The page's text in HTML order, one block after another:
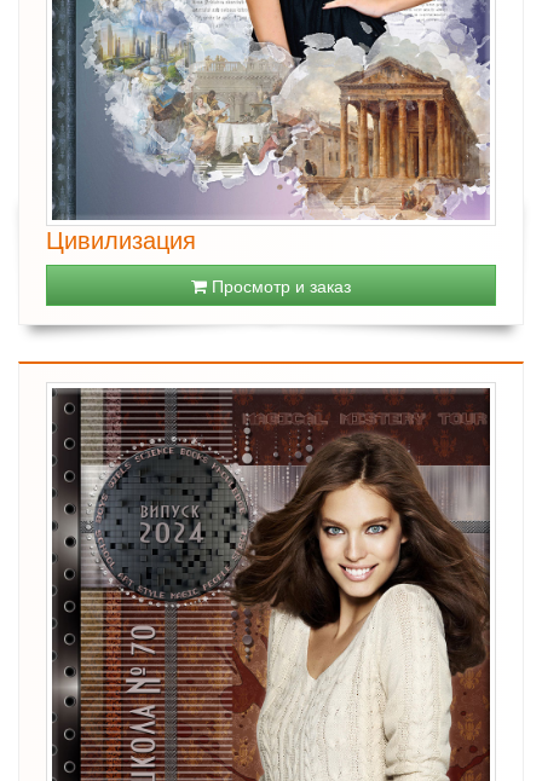
Цивилизация
Просмотр и заказ